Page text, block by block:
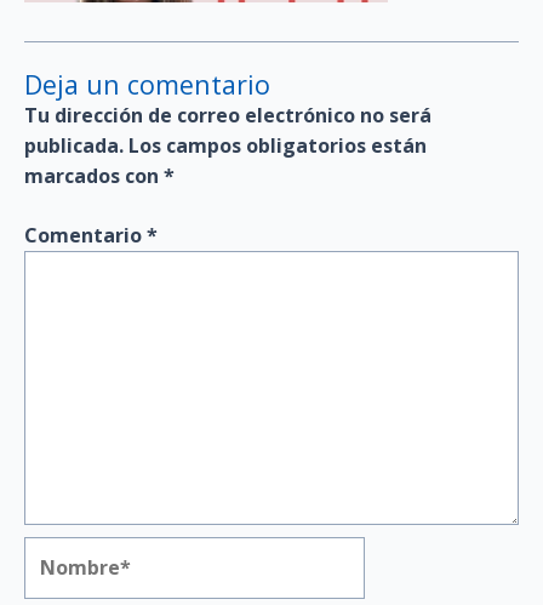
Deja un comentario
Tu dirección de correo electrónico no será
publicada. Los campos obligatorios están
marcados con *
Comentario*